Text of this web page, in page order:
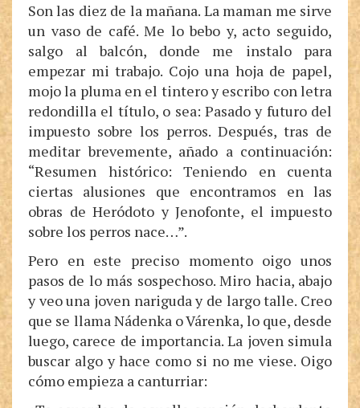
Son las diez de la mañana. La maman me sirve
un vaso de café. Me lo bebo y, acto seguido,
salgo al balcón, donde me instalo para
empezar mi trabajo. Cojo una hoja de papel,
mojo la pluma en el tintero y escribo con letra
redondilla el título, o sea: Pasado y futuro del
impuesto sobre los perros. Después, tras de
meditar brevemente, añado a continuación:
“Resumen histórico: Teniendo en cuenta
ciertas alusiones que encontramos en las
obras de Heródoto y Jenofonte, el impuesto
sobre los perros nace…”.
Pero en este preciso momento oigo unos
pasos de lo más sospechoso. Miro hacia, abajo
y veo una joven nariguda y de largo talle. Creo
que se llama Nádenka o Várenka, lo que, desde
luego, carece de importancia. La joven simula
buscar algo y hace como si no me viese. Oigo
cómo empieza a canturriar: